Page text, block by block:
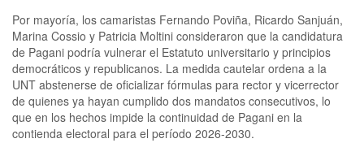
Por mayoría, los camaristas Fernando Poviña, Ricardo Sanjuán,
Marina Cossio y Patricia Moltini consideraron que la candidatura
de Pagani podría vulnerar el Estatuto universitario y principios
democráticos y republicanos. La medida cautelar ordena a la
UNT abstenerse de oficializar fórmulas para rector y vicerrector
de quienes ya hayan cumplido dos mandatos consecutivos, lo
que en los hechos impide la continuidad de Pagani en la
contienda electoral para el período 2026-2030.